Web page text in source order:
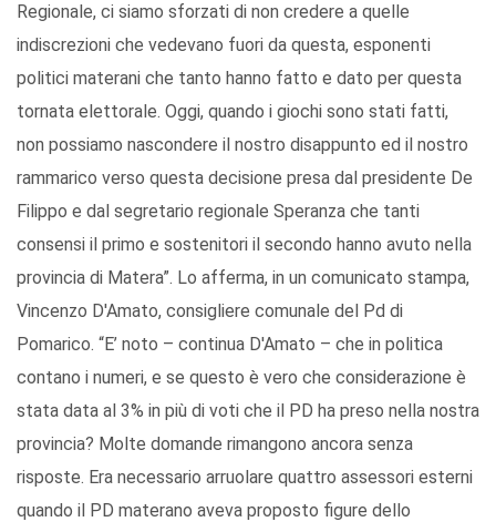
Regionale, ci siamo sforzati di non credere a quelle
indiscrezioni che vedevano fuori da questa, esponenti
politici materani che tanto hanno fatto e dato per questa
tornata elettorale. Oggi, quando i giochi sono stati fatti,
non possiamo nascondere il nostro disappunto ed il nostro
rammarico verso questa decisione presa dal presidente De
Filippo e dal segretario regionale Speranza che tanti
consensi il primo e sostenitori il secondo hanno avuto nella
provincia di Matera”. Lo afferma, in un comunicato stampa,
Vincenzo D'Amato, consigliere comunale del Pd di
Pomarico. “E’ noto – continua D'Amato – che in politica
contano i numeri, e se questo è vero che considerazione è
stata data al 3% in più di voti che il PD ha preso nella nostra
provincia? Molte domande rimangono ancora senza
risposte. Era necessario arruolare quattro assessori esterni
quando il PD materano aveva proposto figure dello